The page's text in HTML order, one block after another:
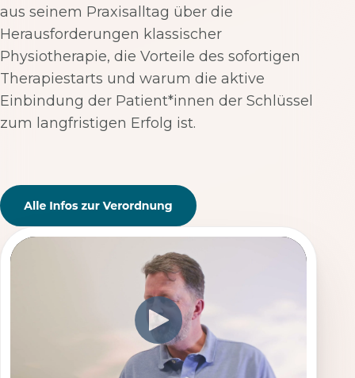
aus seinem Praxisalltag über die
Herausforderungen klassischer
Physiotherapie, die Vorteile des sofortigen
Therapiestarts und warum die aktive
Einbindung der Patient*innen der Schlüssel
zum langfristigen Erfolg ist.